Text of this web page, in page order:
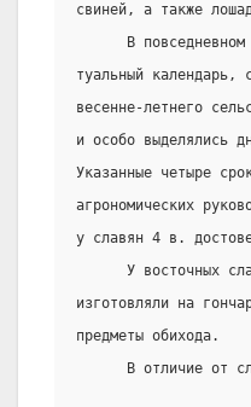
свиней, а также
В
туальный
весенне-летнего
и особо выделялись
Указанные четыре
агрономических
у славян 4 в.
У восточных
изготовляли на
предметы обихода.
В отличие от